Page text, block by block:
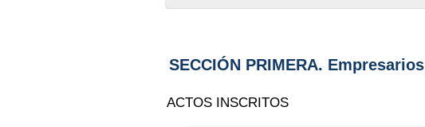
SECCIÓN PRIMERA. Empresarios
ACTOS INSCRITOS